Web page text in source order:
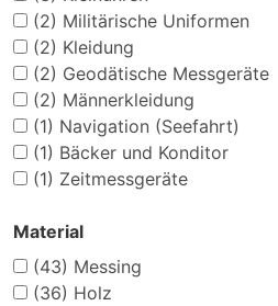
(2) Militärische Uniformen
(2) Kleidung
(2) Geodätische Messgeräte
(2) Männerkleidung
(1) Navigation (Seefahrt)
(1) Bäcker und Konditor
(1) Zeitmessgeräte
Material
(43) Messing
(36) Holz